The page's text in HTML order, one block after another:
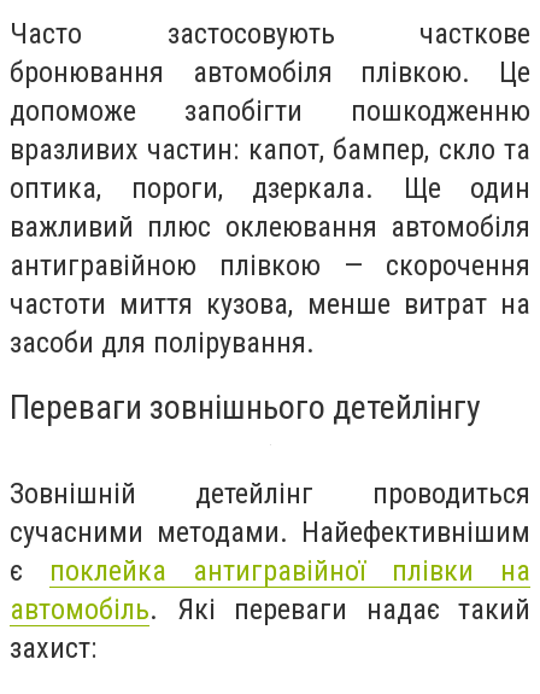
Часто застосовують часткове
бронювання автомобіля плівкою. Це
допоможе запобігти пошкодженню
вразливих частин: капот, бампер, скло та
оптика, пороги, дзеркала. Ще один
важливий плюс оклеювання автомобіля
антигравійною плівкою — скорочення
частоти миття кузова, менше витрат на
засоби для полірування.
Переваги зовнішнього детейлінгу
Зовнішній детейлінг проводиться
сучасними методами. Найефективнішим
є поклейка антигравійної плівки на
автомобіль. Які переваги надає такий
захист: